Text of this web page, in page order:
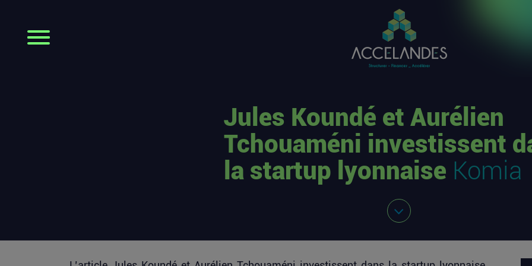
Jules Koundé et Aurélien
Tchouaméni investissent
la startup lyonnaise Komia